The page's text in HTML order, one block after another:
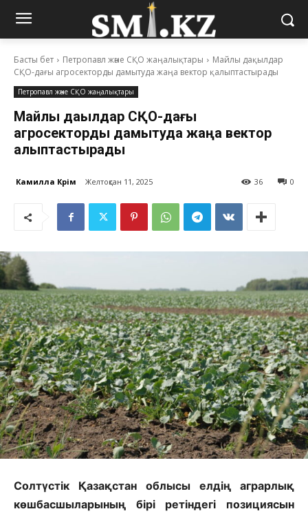
Басты бет Петропавл және СҚО жаңалықтары
Майлы дақылдар
СҚО-дағы агросекторды дамытуда жаңа вектор қалыптастырады
Петропавл және СҚО жаңалықтары
Майлы дақылдар СҚО-дағы
агросекторды дамытуда жаңа вектор
қалыптастырады
Камилла Кәрім Желтоқсан 11, 2025 0
36
Солтүстік Қазақстан облысы елдің аграрлық
көшбасшыларының бірі ретіндегі позициясын